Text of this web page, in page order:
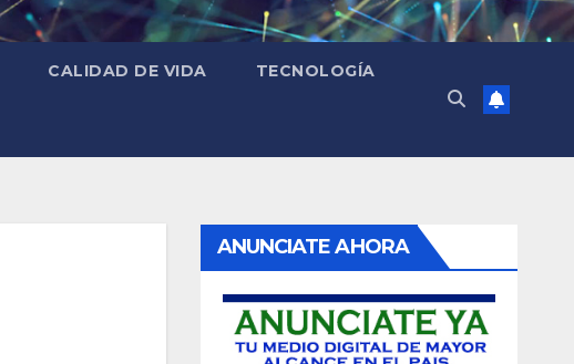
CALIDAD DE VIDA TECNOLOGÍA
ANUNCIATE AHORA